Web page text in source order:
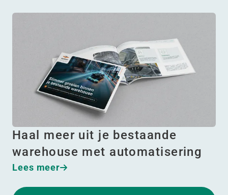
Haal meer uit je bestaande
warehouse met automatisering
Lees meer